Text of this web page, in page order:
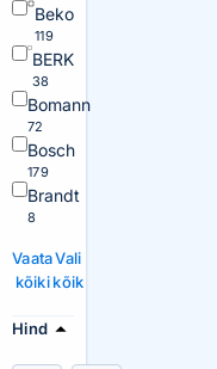
Beko
119
BERK
38
Bomann
72
Bosch
179
Brandt
8
Vaata
kõiki
Vali
kõik
Hind